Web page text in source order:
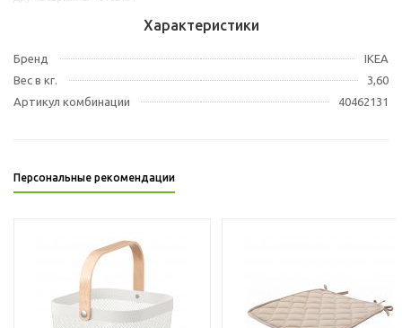
Характеристики
Бренд
IKEA
Вес в кг.
3,60
Артикул комбинации
40462131
Персональные рекомендации